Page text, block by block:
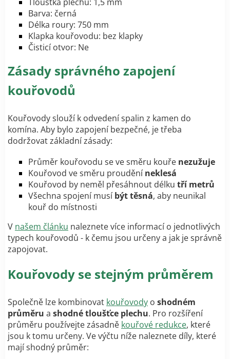
Barva: černá
Délka roury: 750 mm
Klapka kouřovodu: bez klapky
Čisticí otvor: Ne
Zásady správného zapojení
kouřovodů
Kouřovody slouží k odvedení spalin z kamen do
komína. Aby bylo zapojení bezpečné, je třeba
dodržovat základní zásady:
Průměr kouřovodu se ve směru kouře nezužuje
Kouřovod ve směru prouděníneklesá
Kouřovod by neměl přesáhnout délku tří metrů
Všechna spojení musíbýt těsná, aby neunikal
kouř do místnosti
V našem článku naleznete více informací o jednotlivých
typech kouřovodů - k čemu jsou určeny a jak je správně
zapojovat.
Kouřovody se stejným průměrem
Společně lze kombinovat kouřovody o shodném
průměru a shodné tloušťce plechu. Pro rozšíření
průměru používejte zásadně kouřové redukce, které
jsou k tomu určeny. Ve výčtu níže naleznete díly, které
mají shodný průměr: